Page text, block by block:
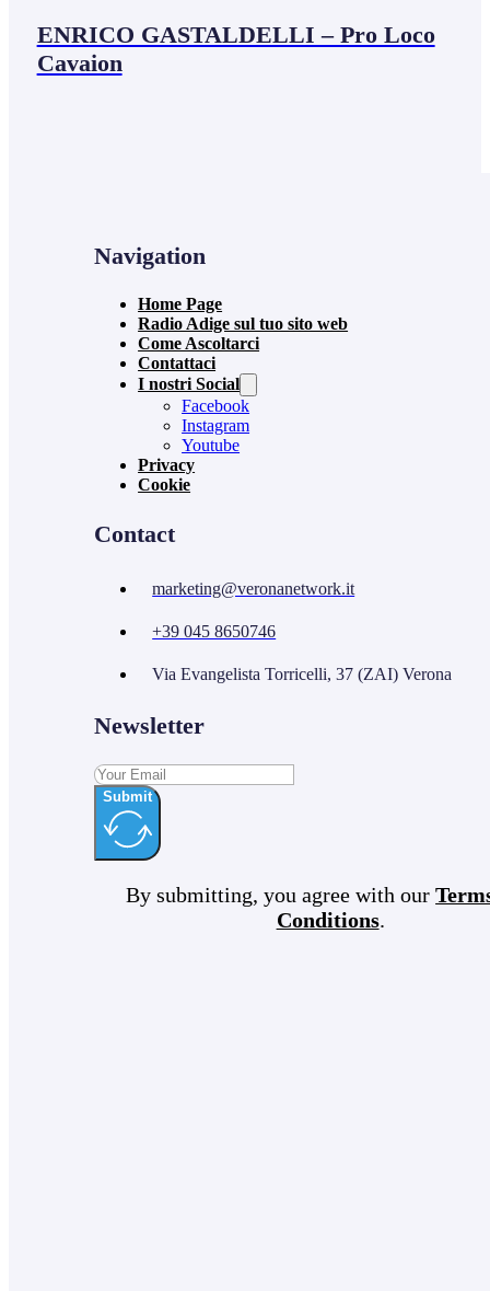
ENRICO GASTALDELLI – Pro Loco
Cavaion
Navigation
Home Page
Radio Adige sul tuo sito web
Come Ascoltarci
Contattaci
I nostri Social
Facebook
Instagram
Youtube
Privacy
Cookie
Contact
marketing@veronanetwork.it
+39 045 8650746
Via Evangelista Torricelli, 37 (ZAI) Verona
Newsletter
Submit
By submitting, you agree with our
Conditions.